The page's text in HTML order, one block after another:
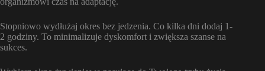
Stopniowo wydłużaj okres bez jedzenia. Co kilka dni dodaj 1-
2 godziny. To minimalizuje dyskomfort i zwiększa szanse na
sukces.